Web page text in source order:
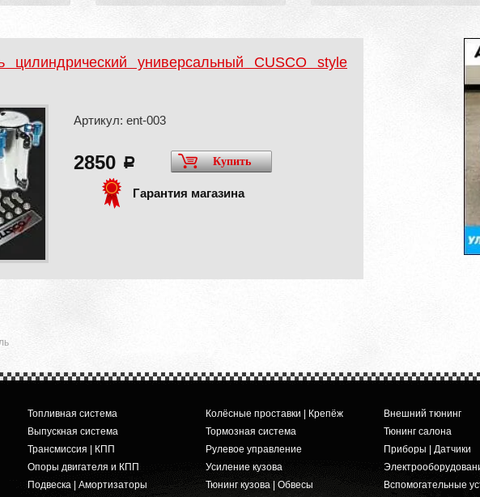
цилиндрический универсальный CUSCO style
Артикул: ent-003
2850 a Купить
Гарантия магазина
Топливная система
Выпускная система
Трансмиссия | КПП
Опоры двигателя и КПП
Подвеска | Амортизаторы
Колёсные проставки | Крепёж
Тормозная система
Рулевое управление
Усиление кузова
Тюнинг кузова | Обвесы
Внешний тюнинг
Тюнинг салона
Приборы | Датчики
Вспомогательные